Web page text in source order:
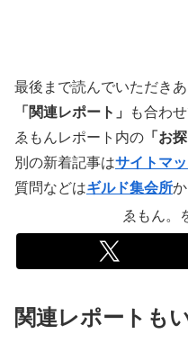
最後まで読んでいただき
「関連レポート」
も合わ
ゑもんレポート内の 「お
別の新着記事はサイトマ
質問などはギルド集会所
ゑもん。
関連レポートも